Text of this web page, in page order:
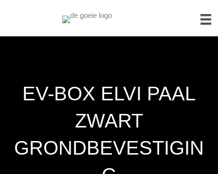
EV-BOX ELVI PAAL
ZWART
GRONDBEVESTIGIN